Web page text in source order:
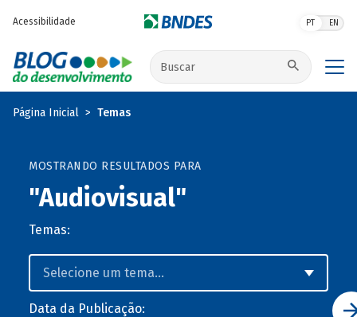
Acessibilidade PT EN
Buscar no site
Página Inicial Temas
MOSTRANDO RESULTADOS PARA
"Audiovisual"
Temas:
Data da Publicação: